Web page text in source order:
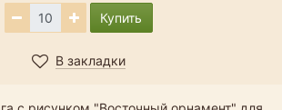
Купить
В закладки